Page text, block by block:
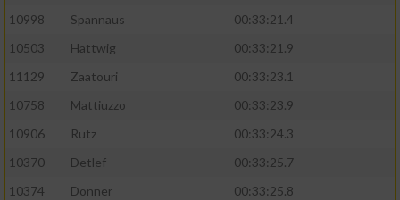
10998
Spannaus
00:33:21.4
10503
Hattwig
00:33:21.9
11129
Zaatouri
00:33:23.1
10758
Mattiuzzo
00:33:23.9
10906
Rutz
00:33:24.3
10370
Detlef
00:33:25.7
10374
Donner
00:33:25.8